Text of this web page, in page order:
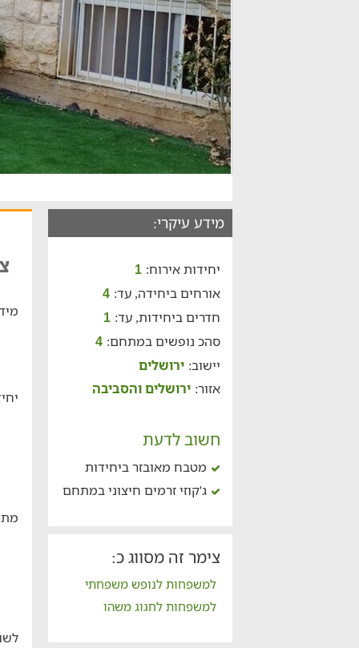
מידע עיקרי:
יחידות אירוח: 1
אורחים ביחידה, עד: 4
חדרים ביחידות, עד: 1
סהכ נופשים במתחם: 4
יישוב: ירושלים
אזור: ירושלים והסביבה
חשוב לדעת
מטבח מאובזר ביחידות
ג'קוזי זרמים חיצוני במתחם
צימר זה מסווג כ:
למשפחות לנופש משפחתי
למשפחות לחגוג משהו